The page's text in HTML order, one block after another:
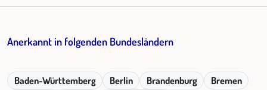
Anerkannt in folgenden Bundesländern
Baden-Württemberg Berlin Brandenburg
Bremen